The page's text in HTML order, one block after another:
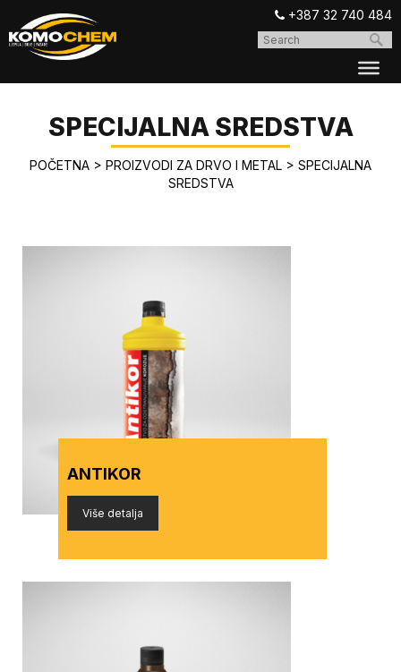
+387 32 740 484
SPECIJALNA SREDSTVA
POČETNA > PROIZVODI ZA DRVO I METAL > SPECIJALNA
SREDSTVA
ANTIKOR
Više detalja